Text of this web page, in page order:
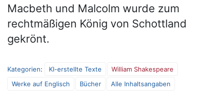
Macbeth und Malcolm wurde zum
rechtmäßigen König von Schottland
gekrönt.
Kategorien: KI-erstellte Texte
William Shakespeare
Werke auf Englisch
Bücher Alle Inhaltsangaben